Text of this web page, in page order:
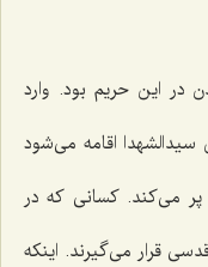
در این حریم بود. وارد
اقامه می‌شود
می‌کند. کسانی که در
قرار می‌گیرند. اینکه